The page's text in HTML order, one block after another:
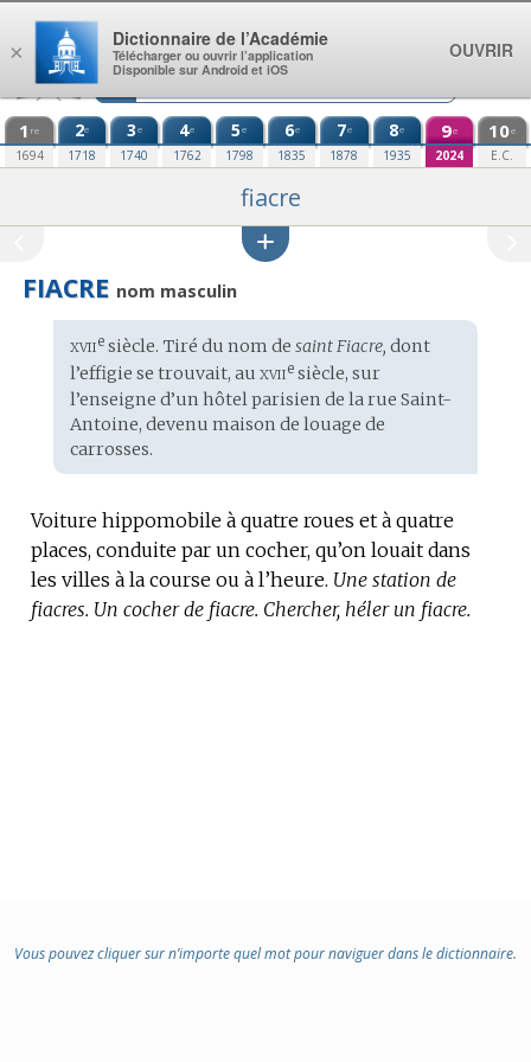
Aller au contenu
1 re
1694
2e
1718
3e
1740
4e
1762
5e
1798
6e
1835
7e
1878
8e
1935
9e
2024
10e
E.C.
fiacre
FIACRE nom masculin
Étymologie
:
xviiesiècle. Tiré du nom de saint Fiacre, dont
l’effigie se trouvait, au xviiesiècle, sur
l’enseigne d’un hôtel parisien de la rue Saint-
Antoine, devenu maison de louage de
carrosses.
Voiture hippomobile à quatre roues et à quatre
places, conduite par un cocher, qu’on louait dans
les villes à la course ou à l’heure. Une station de
fiacres. Un cocher de fiacre. Chercher, héler un fiacre.
Vous pouvez cliquer sur n’importe quel mot pour naviguer dans le dictionnaire.
×
Dictionnaire de l’Académie
Télécharger ou ouvrir l’application
Disponible sur Android et iOS
OUVRIR